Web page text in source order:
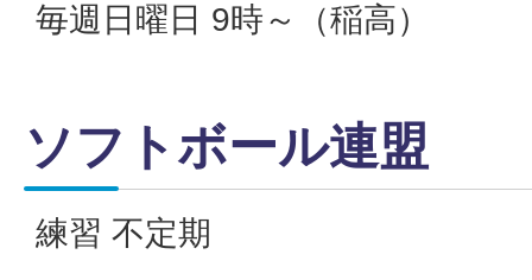
毎週日曜日 9時～（稲高）
ソフトボール連盟
練習 不定期